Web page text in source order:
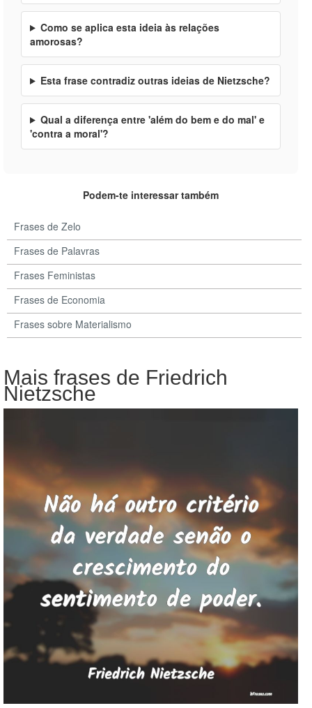
Como se aplica esta ideia às relações
amorosas?
Esta frase contradiz outras ideias de Nietzsche?
Qual a diferença entre 'além do bem e do mal' e
'contra a moral'?
Podem-te interessar também
Frases de Zelo
Frases de Palavras
Frases Feministas
Frases de Economia
Frases sobre Materialismo
Mais frases de Friedrich
Nietzsche